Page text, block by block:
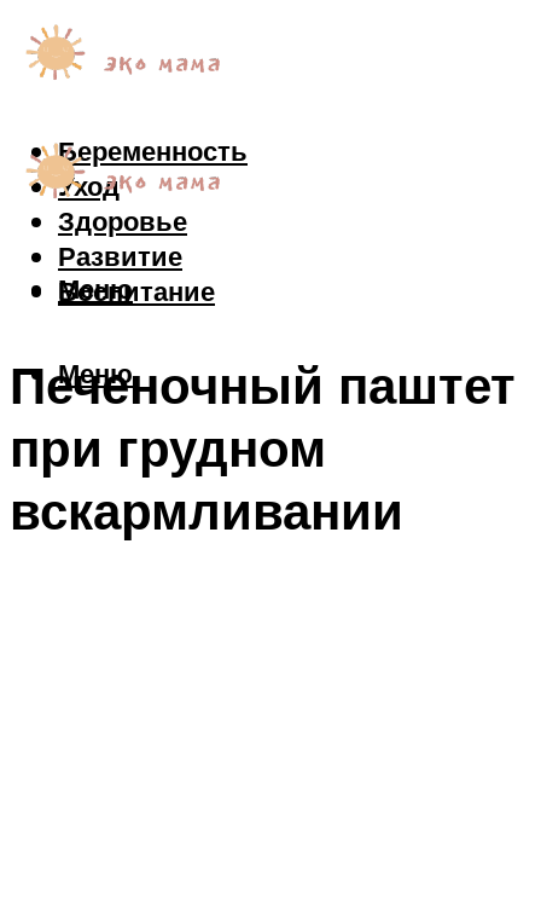
Беременность
Уход
Здоровье
Развитие
Воспитание
Меню
Меню
Печеночный паштет
при грудном
вскармливании